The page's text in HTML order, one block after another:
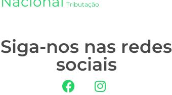
Tributação
Siga-nos nas redes
sociais